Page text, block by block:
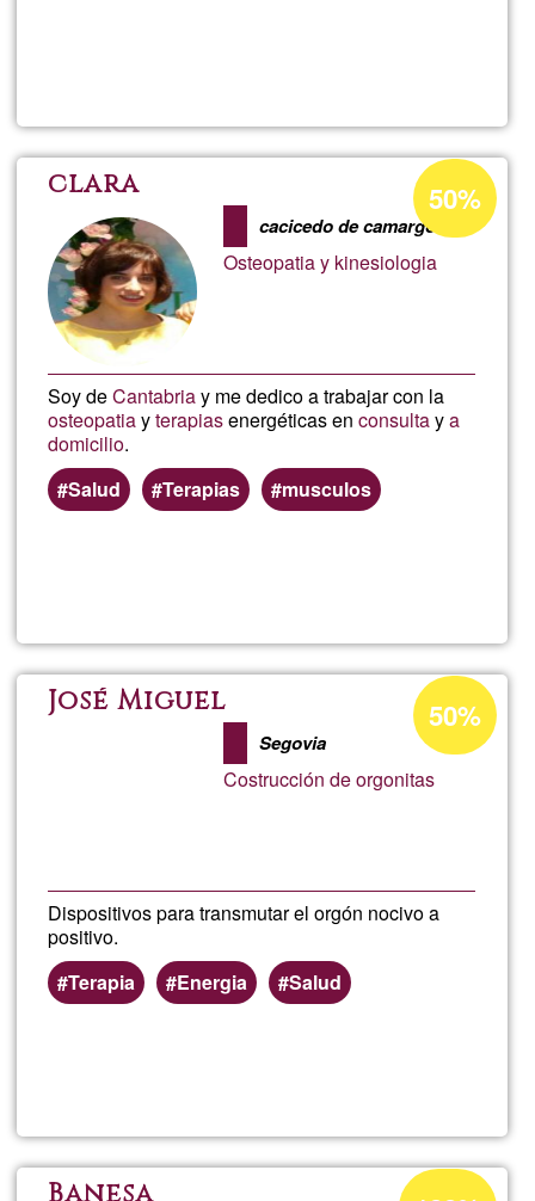
de
clara
cacicedo de camargo
Osteopatia y kinesiologia
Soy deCantabriay me dedico a trabajar con la
osteopatiayterapiasenergéticas enconsultaya
domicilio.
Salud
Terapias musculos
Acceptance
percentage
of
Ğ1
50%
clara
José Miguel
Segovia
Costrucción de orgonitas
Dispositivos para transmutar el orgón nocivo a
positivo.
Terapia
Energia Salud
Acceptance
percentage
Ğ1
50%
José
Acceptance